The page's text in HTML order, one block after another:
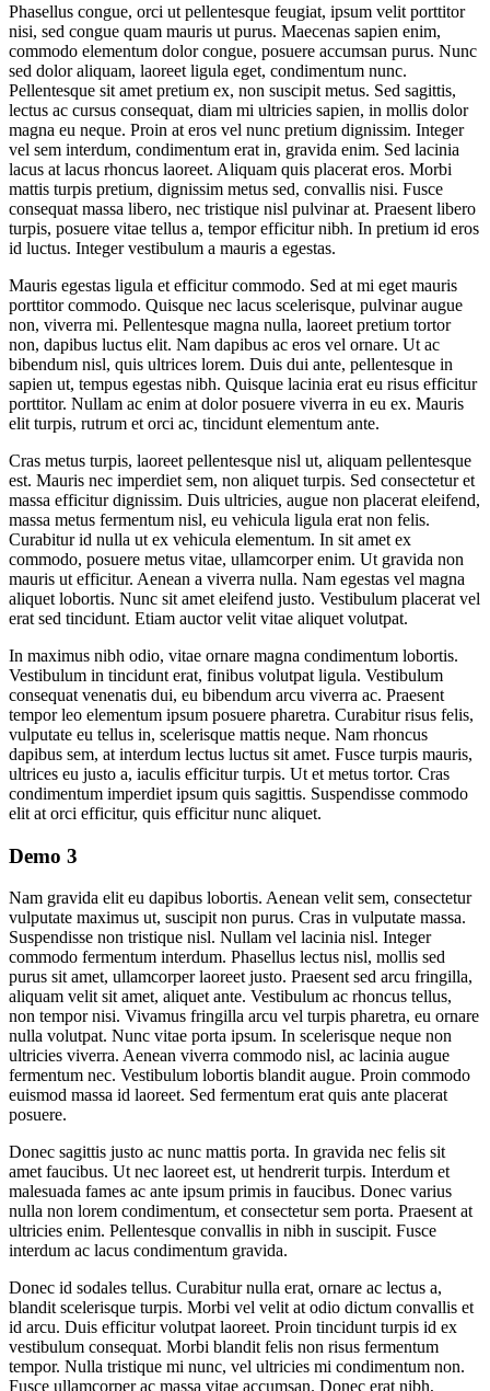
Phasellus congue, orci ut pellentesque feugiat, ipsum velit porttitor
nisi, sed congue quam mauris ut purus. Maecenas sapien enim,
commodo elementum dolor congue, posuere accumsan purus. Nunc
sed dolor aliquam, laoreet ligula eget, condimentum nunc.
Pellentesque sit amet pretium ex, non suscipit metus. Sed sagittis,
lectus ac cursus consequat, diam mi ultricies sapien, in mollis dolor
magna eu neque. Proin at eros vel nunc pretium dignissim. Integer
vel sem interdum, condimentum erat in, gravida enim. Sed lacinia
lacus at lacus rhoncus laoreet. Aliquam quis placerat eros. Morbi
mattis turpis pretium, dignissim metus sed, convallis nisi. Fusce
consequat massa libero, nec tristique nisl pulvinar at. Praesent libero
turpis, posuere vitae tellus a, tempor efficitur nibh. In pretium id eros
id luctus. Integer vestibulum a mauris a egestas.
Mauris egestas ligula et efficitur commodo. Sed at mi eget mauris
porttitor commodo. Quisque nec lacus scelerisque, pulvinar augue
non, viverra mi. Pellentesque magna nulla, laoreet pretium tortor
non, dapibus luctus elit. Nam dapibus ac eros vel ornare. Ut ac
bibendum nisl, quis ultrices lorem. Duis dui ante, pellentesque in
sapien ut, tempus egestas nibh. Quisque lacinia erat eu risus efficitur
porttitor. Nullam ac enim at dolor posuere viverra in eu ex. Mauris
elit turpis, rutrum et orci ac, tincidunt elementum ante.
Cras metus turpis, laoreet pellentesque nisl ut, aliquam pellentesque
est. Mauris nec imperdiet sem, non aliquet turpis. Sed consectetur et
massa efficitur dignissim. Duis ultricies, augue non placerat eleifend,
massa metus fermentum nisl, eu vehicula ligula erat non felis.
Curabitur id nulla ut ex vehicula elementum. In sit amet ex
commodo, posuere metus vitae, ullamcorper enim. Ut gravida non
mauris ut efficitur. Aenean a viverra nulla. Nam egestas vel magna
aliquet lobortis. Nunc sit amet eleifend justo. Vestibulum placerat vel
erat sed tincidunt. Etiam auctor velit vitae aliquet volutpat.
In maximus nibh odio, vitae ornare magna condimentum lobortis.
Vestibulum in tincidunt erat, finibus volutpat ligula. Vestibulum
consequat venenatis dui, eu bibendum arcu viverra ac. Praesent
tempor leo elementum ipsum posuere pharetra. Curabitur risus felis,
vulputate eu tellus in, scelerisque mattis neque. Nam rhoncus
dapibus sem, at interdum lectus luctus sit amet. Fusce turpis mauris,
ultrices eu justo a, iaculis efficitur turpis. Ut et metus tortor. Cras
condimentum imperdiet ipsum quis sagittis. Suspendisse commodo
elit at orci efficitur, quis efficitur nunc aliquet.
Demo 3
Nam gravida elit eu dapibus lobortis. Aenean velit sem, consectetur
vulputate maximus ut, suscipit non purus. Cras in vulputate massa.
Suspendisse non tristique nisl. Nullam vel lacinia nisl. Integer
commodo fermentum interdum. Phasellus lectus nisl, mollis sed
purus sit amet, ullamcorper laoreet justo. Praesent sed arcu fringilla,
aliquam velit sit amet, aliquet ante. Vestibulum ac rhoncus tellus,
non tempor nisi. Vivamus fringilla arcu vel turpis pharetra, eu ornare
nulla volutpat. Nunc vitae porta ipsum. In scelerisque neque non
ultricies viverra. Aenean viverra commodo nisl, ac lacinia augue
fermentum nec. Vestibulum lobortis blandit augue. Proin commodo
euismod massa id laoreet. Sed fermentum erat quis ante placerat
posuere.
Donec sagittis justo ac nunc mattis porta. In gravida nec felis sit
amet faucibus. Ut nec laoreet est, ut hendrerit turpis. Interdum et
malesuada fames ac ante ipsum primis in faucibus. Donec varius
nulla non lorem condimentum, et consectetur sem porta. Praesent at
ultricies enim. Pellentesque convallis in nibh in suscipit. Fusce
interdum ac lacus condimentum gravida.
Donec id sodales tellus. Curabitur nulla erat, ornare ac lectus a,
blandit scelerisque turpis. Morbi vel velit at odio dictum convallis et
id arcu. Duis efficitur volutpat laoreet. Proin tincidunt turpis id ex
vestibulum consequat. Morbi blandit felis non risus fermentum
tempor. Nulla tristique mi nunc, vel ultricies mi condimentum non.
Fusce ullamcorper ac massa vitae accumsan. Donec erat nibh,